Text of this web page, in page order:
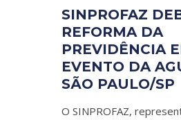
SINPROFAZ
REFORMA DA
PREVIDÊNCIA
EVENTO DA
SÃO PAULO/SP
O SINPROFAZ,